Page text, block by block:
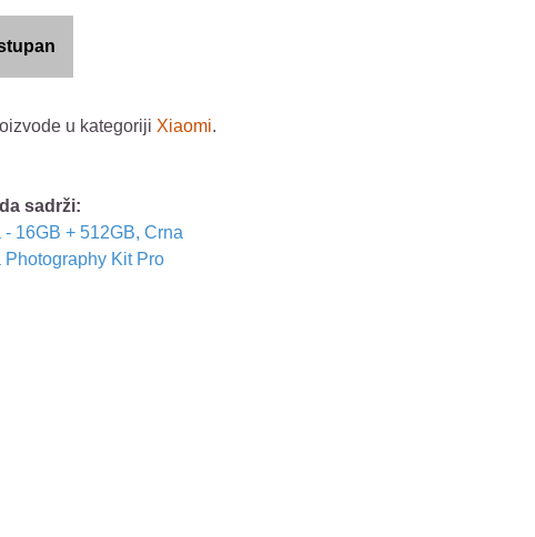
u kategoriji Xiaomi.
sadrži:
16GB + 512GB, Crna
Photography Kit Pro